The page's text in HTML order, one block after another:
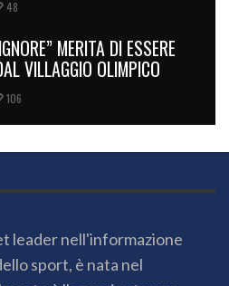
48
MERITA DI ESSERE
VILLAGGIO OLIMPICO
106
leader nell'informazione
sport, è nata nel